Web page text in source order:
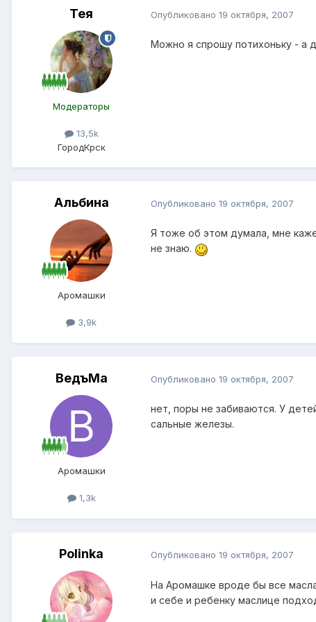
Тея
Модераторы
13,5k
ГородКрск
Опубликовано 19 октября, 2007
Можно я спрошу потихоньку - а
Альбина
Аромашки
3,9k
Опубликовано 19 октября, 2007
Я тоже об этом думала, мне
не знаю.
ВедъМа
Аромашки
1,3k
Опубликовано 19 октября, 2007
нет, поры не забиваются. У
сальные железы.
Polinka Опубликовано 19 октября, 2007
На Аромашке вроде бы все
и себе и ребенку маслице